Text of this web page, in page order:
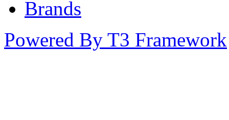
Brands
Powered By T3 Framework